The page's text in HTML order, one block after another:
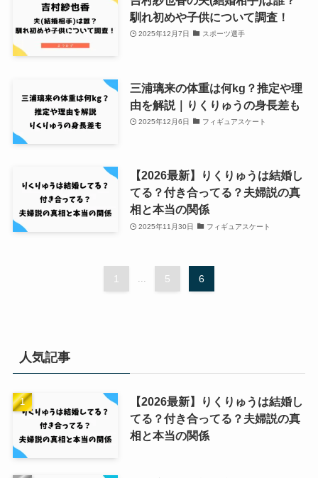
馴れ初めや子供について調査！
2025年12月7日 スポーツ選手
三浦璃来の体重は何kg？推定や理
由を解説｜りくりゅうの身長差も
2025年12月6日 フィギュアスケート
【2026最新】りくりゅうは結婚し
てる？付き合ってる？夫婦説の真
相と本当の関係
2025年11月30日 フィギュアスケート
1 5 6
人気記事
【2026最新】りくりゅうは結婚し
てる？付き合ってる？夫婦説の真
相と本当の関係